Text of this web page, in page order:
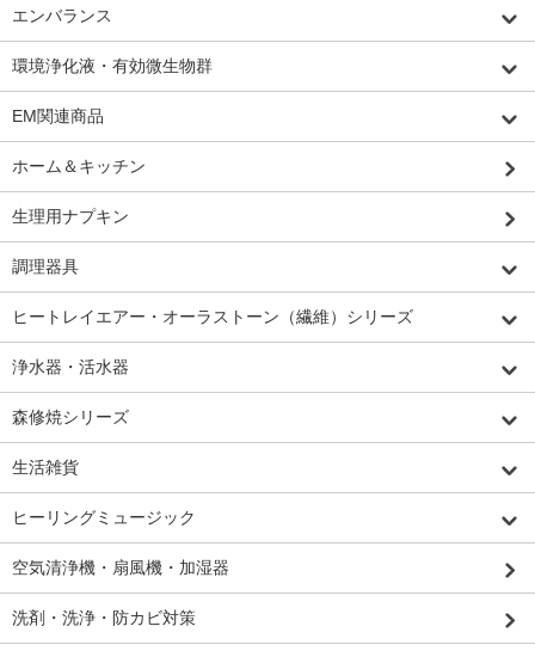
エンバランス
環境浄化液・有効微生物群
EM関連商品
ホーム＆キッチン
生理用ナプキン
調理器具
ヒートレイエアー・オーラストーン（繊維）シリーズ
浄水器・活水器
森修焼シリーズ
生活雑貨
ヒーリングミュージック
空気清浄機・扇風機・加湿器
洗剤・洗浄・防カビ対策